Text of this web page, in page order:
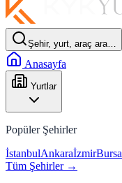
Şehir, yurt, araç ara…
Anasayfa
Yurtlar
Popüler Şehirler
İstanbulAnkaraİzmirBursa
Tüm Şehirler →